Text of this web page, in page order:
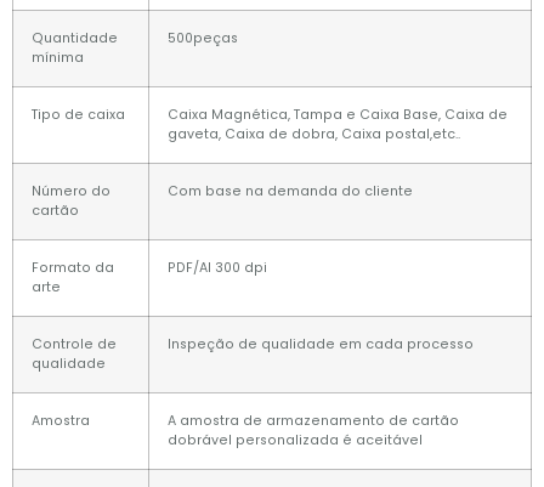
Quantidade
mínima
500peças
Tipo de caixa
Caixa Magnética, Tampa e Caixa Base, Caixa de
gaveta, Caixa de dobra, Caixa postal,etc..
Número do
cartão
Com base na demanda do cliente
Formato da
arte
PDF/AI 300 dpi
Controle de
qualidade
Inspeção de qualidade em cada processo
Amostra
A amostra de armazenamento de cartão
dobrável personalizada é aceitável